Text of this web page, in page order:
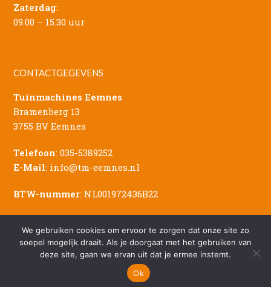
Zaterdag:
09.00 – 15.30 uur
CONTACTGEGEVENS
Tuinmachines Eemnes
Bramenberg 13
3755 BV Eemnes
Telefoon:035-5389252
E-Mail: info@tm-eemnes.nl
BTW-nummer: NL001972436B22
© Copyright - 2026 Tuinmachines Eemnes
Privacy Verklaring
We gebruiken cookies om ervoor te zorgen dat onze site zo
soepel mogelijk draait. Als je doorgaat met het gebruiken van
deze site, gaan we ervan uit dat je ermee instemt.
Ok